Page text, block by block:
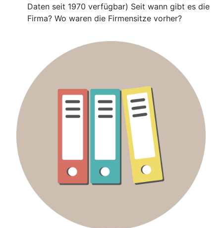
Daten seit 1970 verfügbar) Seit wann gibt es die
Firma? Wo waren die Firmensitze vorher?